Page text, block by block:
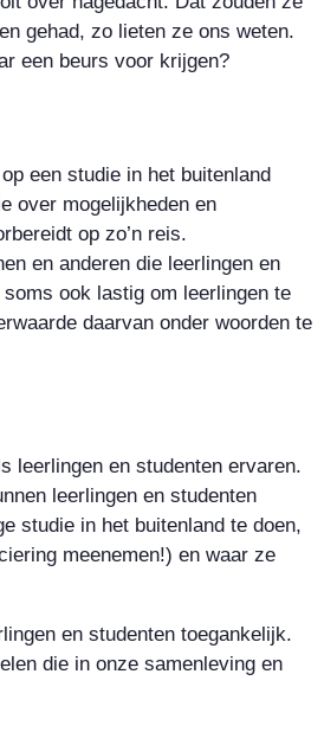
gehad, zo lieten ze ons weten.
een beurs voor krijgen?
een studie in het buitenland
over mogelijkheden en
op zo’n reis.
en anderen die leerlingen en
ook lastig om leerlingen te
daarvan onder woorden te
leerlingen en studenten ervaren.
leerlingen en studenten
studie in het buitenland te doen,
meenemen!) en waar ze
en studenten toegankelijk.
die in onze samenleving en